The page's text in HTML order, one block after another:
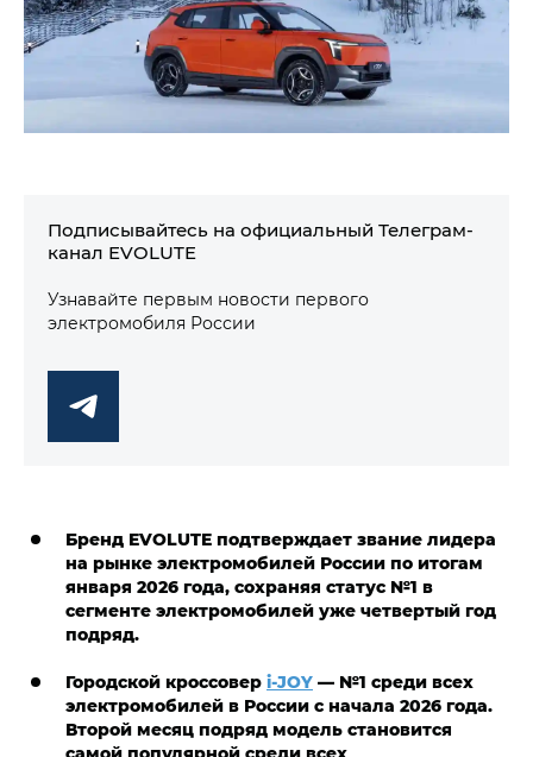
Подписывайтесь на официальный Телеграм-
канал EVOLUTE
Узнавайте первым новости первого
электромобиля России
Бренд EVOLUTE подтверждает звание лидера
на рынке электромобилей России по итогам
января 2026 года, сохраняя статус №1 в
сегменте электромобилей уже четвертый год
подряд.
Городской кроссовер i‑JOY — №1 среди всех
электромобилей в России с начала 2026 года.
Второй месяц подряд модель становится